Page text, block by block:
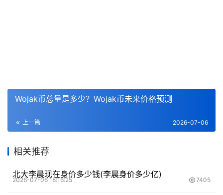
Wojak币总量是多少？Wojak币未来价格预测
上一篇 2026-07-06
相关推荐
北大李晨现在身价多少钱(李晨身价多少亿)
2026-07-06 18:16:25 7405